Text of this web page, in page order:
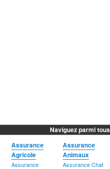
Naviguez parmi
Assurance
Agricole
Assurance
Assurance
Animaux
Assurance Chat